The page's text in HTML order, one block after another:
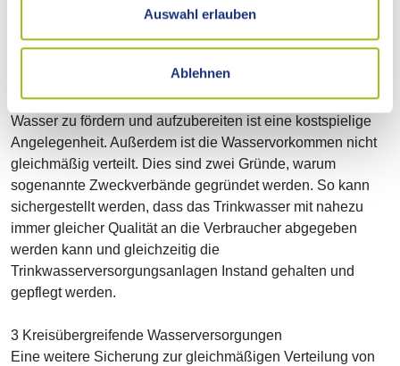
Auswahl erlauben
Ablehnen
Dies wird durch Pumpen und Druckerhöhungsanlagen
erreicht. Gleichzeitig sichern diese Anlagen auch fast immer
31 Zweckverbände
Wasser zu fördern und aufzubereiten ist eine kostspielige
Angelegenheit. Außerdem ist die Wasservorkommen nicht
gleichmäßig verteilt. Dies sind zwei Gründe, warum
sogenannte Zweckverbände gegründet werden. So kann
sichergestellt werden, dass das Trinkwasser mit nahezu
immer gleicher Qualität an die Verbraucher abgegeben
werden kann und gleichzeitig die
Trinkwasserversorgungsanlagen Instand gehalten und
gepflegt werden.
3 Kreisübergreifende Wasserversorgungen
Eine weitere Sicherung zur gleichmäßigen Verteilung von